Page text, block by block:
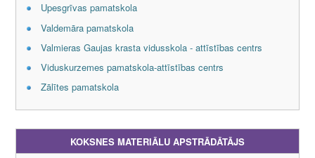
Upesgrīvas pamatskola
Valdemāra pamatskola
Valmieras Gaujas krasta vidusskola - attīstības centrs
Viduskurzemes pamatskola-attīstības centrs
Zālītes pamatskola
KOKSNES MATERIĀLU APSTRĀDĀTĀJS